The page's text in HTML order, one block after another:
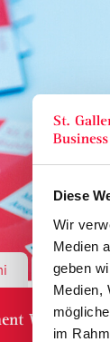
Diese
Wir
Medien
geben
Medien,
im